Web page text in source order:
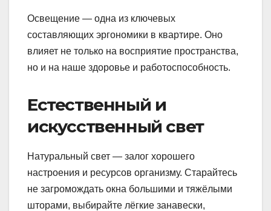
Освещение — одна из ключевых
составляющих эргономики в квартире. Оно
влияет не только на восприятие пространства,
но и на наше здоровье и работоспособность.
Естественный и
искусственный свет
Натуральный свет — залог хорошего
настроения и ресурсов организму. Старайтесь
не загромождать окна большими и тяжёлыми
шторами, выбирайте лёгкие занавески,